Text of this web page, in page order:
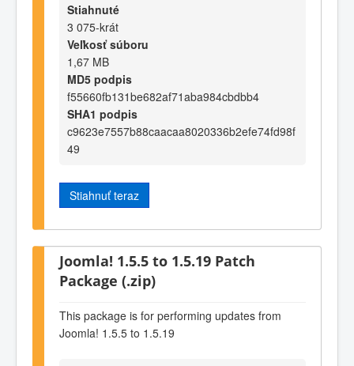
Stiahnuté
3 075-krát
Veľkosť súboru
1,67 MB
MD5 podpis
f55660fb131be682af71aba984cbdbb4
SHA1 podpis
c9623e7557b88caacaa8020336b2efe74fd98f
49
Stiahnuť teraz
Joomla! 1.5.5 to 1.5.19 Patch
Package (.zip)
This package is for performing updates from
Joomla! 1.5.5 to 1.5.19